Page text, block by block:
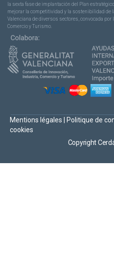
la sexta fase de implantación del Plan
mejorar la competitividad y la sostenibilidad de
Valenciana de diversos sectores, convocada por
Comercio y Turismo.
Copyright
Mentions légales Politique de
cookies